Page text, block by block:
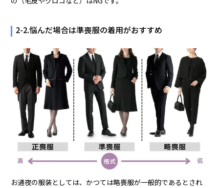
2-2.悩んだ場合は準喪服の着用がおすすめ
お通夜の服装としては、かつては略喪服が一般的であるとされ